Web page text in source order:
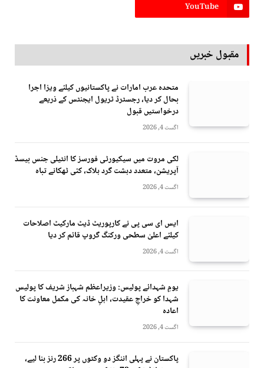
YouTube
مقبول خبریں
متحدہ عرب امارات نے پاکستانیوں کیلئے ویزا اجرا
بحال کر دیا، رجسٹرڈ ٹریول ایجنٹس کے ذریعے
درخواستیں قبول
اگست 4, 2026
لکی مروت میں سیکیورٹی فورسز کا انٹیلی جنس بیسڈ
آپریشن، متعدد دہشت گرد ہلاک، کئی ٹھکانے تباہ
اگست 4, 2026
ایس ای سی پی نے کارپوریٹ ڈیٹ مارکیٹ اصلاحات
کیلئے اعلیٰ سطحی ورکنگ گروپ قائم کر دیا
اگست 4, 2026
یومِ شہدائے پولیس: وزیراعظم شہباز شریف کا پولیس
شہدا کو خراجِ عقیدت، اہلِ خانہ کی مکمل معاونت کا
اعادہ
اگست 4, 2026
پاکستان نے پہلی اننگز دو وکٹوں پر 266 رنز بنا لیے،